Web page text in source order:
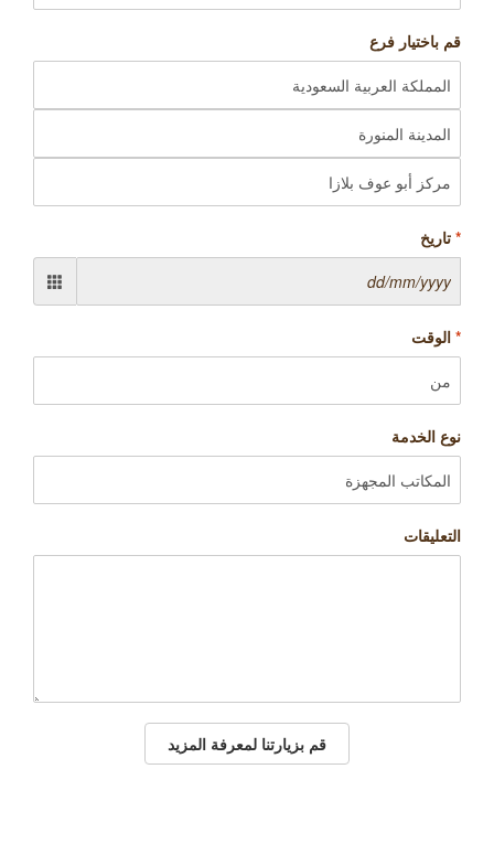
قم باختيار فرع
* تاریخ
* الوقت
نوع الخدمة
التعليقات
قم بزيارتنا لمعرفة المزيد